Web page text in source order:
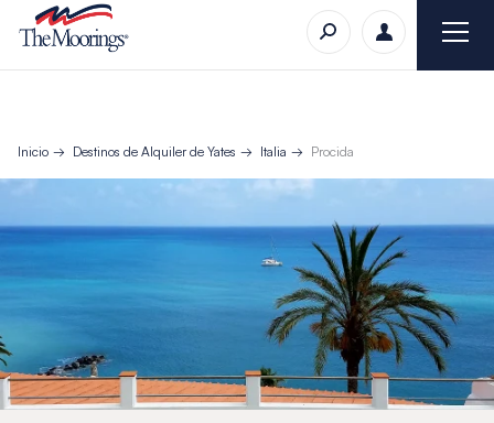
Inicio Destinos de Alquiler de Yates Italia Procida